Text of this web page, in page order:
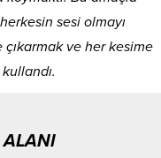
sesi olmayı
ve her kesime
ALANI